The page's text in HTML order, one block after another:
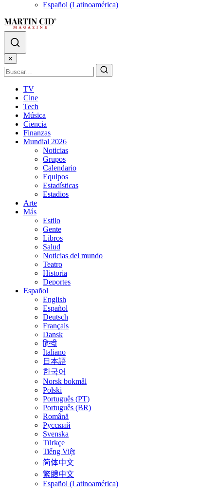
Español (Latinoamérica)
✕
TV
Cine
Tech
Música
Ciencia
Finanzas
Mundial 2026
Noticias
Grupos
Calendario
Equipos
Estadísticas
Estadios
Arte
Más
Estilo
Gente
Libros
Salud
Noticias del mundo
Teatro
Historia
Deportes
Español
English
Español
Deutsch
Français
Dansk
हिन्दी
Italiano
日本語
한국어
Norsk bokmål
Polski
Português (PT)
Português (BR)
Română
Русский
Svenska
Türkçe
Tiếng Việt
简体中文
繁體中文
Español (Latinoamérica)